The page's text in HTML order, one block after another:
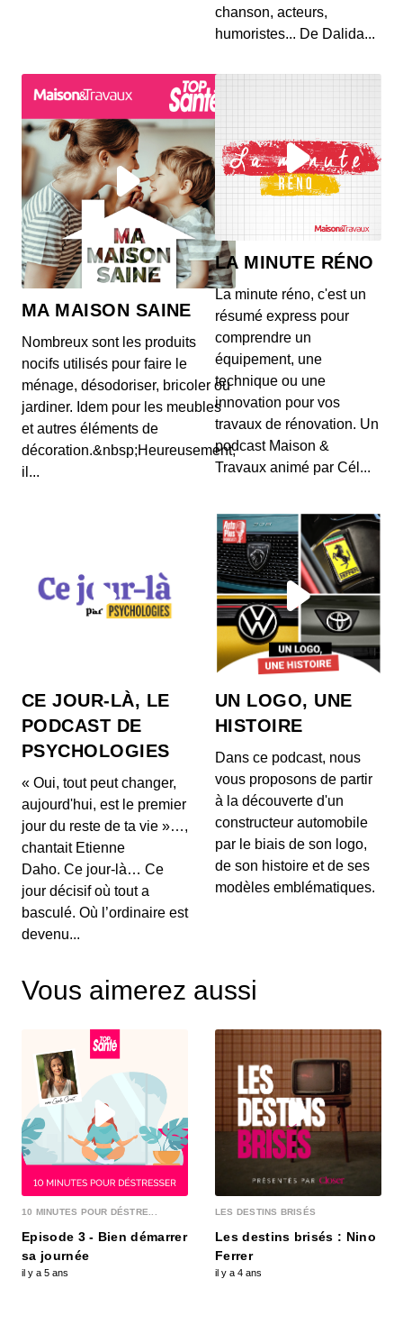
Podcast melty Tu mens ? épisode 2
Tu mens ? épisode 1
00:05:01 - IL Y A 2 ANS
Podcast épisode 1 de Tu mens ?
chanson, acteurs,
humoristes... De Dalida...
MA MAISON SAINE
Nombreux sont les produits
nocifs utilisés pour faire le
ménage, désodoriser, bricoler ou
jardiner. Idem pour les meubles
et autres éléments de
décoration.&nbsp;Heureusement,
il...
LA MINUTE RÉNO
La minute réno, c'est un
résumé express pour
comprendre un
équipement, une
technique ou une
innovation pour vos
travaux de rénovation. Un
podcast Maison &
Travaux animé par Cél...
CE JOUR-LÀ, LE
PODCAST DE
PSYCHOLOGIES
« Oui, tout peut changer,
aujourd'hui, est le premier
jour du reste de ta vie »…,
chantait Etienne
Daho. Ce jour-là… Ce
jour décisif où tout a
basculé. Où l’ordinaire est
devenu...
UN LOGO, UNE
HISTOIRE
Dans ce podcast, nous
vous proposons de partir
à la découverte d'un
constructeur automobile
par le biais de son logo,
de son histoire et de ses
modèles emblématiques.
Vous aimerez aussi
10 MINUTES POUR DÉSTRE...
Episode 3 - Bien démarrer
sa journée
il y a 5 ans
LES DESTINS BRISÉS
Les destins brisés : Nino
Ferrer
il y a 4 ans